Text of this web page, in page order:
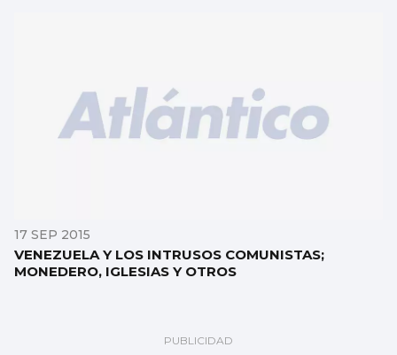
17 SEP 2015
VENEZUELA Y LOS INTRUSOS COMUNISTAS;
MONEDERO, IGLESIAS Y OTROS